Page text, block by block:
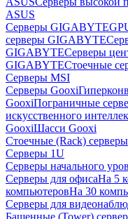
ASUS
Серверы GIGABYTE
серверы GIGABYTE
GIGABYTEСерверы
GIGABYTEСтоечные
Серверы MSI
Серверы Gooxi
GooxiПограничные
искусственного
GooxiШасси Gooxi
Стоечные (Rack) серверы
Серверы 1U
Серверы начального
Серверы для офисаНа 5
компьютеровНа 30
Серверы для
Башенные (Tower)